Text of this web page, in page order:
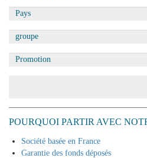
POURQUOI PARTIR AVEC
Société basée en France
Garantie des fonds déposés